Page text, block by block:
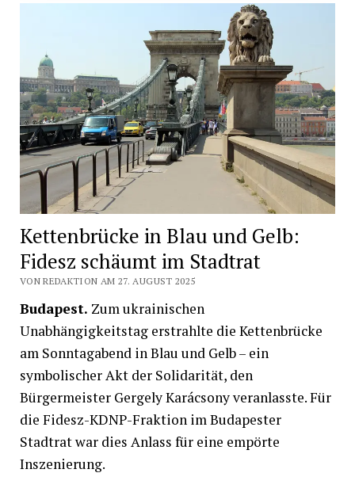
Kettenbrücke in Blau und Gelb:
Fidesz schäumt im Stadtrat
VON REDAKTION AM 27. AUGUST 2025
Budapest. Zum ukrainischen
Unabhängigkeitstag erstrahlte die Kettenbrücke
am Sonntagabend in Blau und Gelb – ein
symbolischer Akt der Solidarität, den
Bürgermeister Gergely Karácsony veranlasste. Für
die Fidesz-KDNP-Fraktion im Budapester
Stadtrat war dies Anlass für eine empörte
Inszenierung.